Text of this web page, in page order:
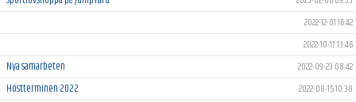
2022-12-01 16:42
2022-10-17 13:46
Nya samarbeten 2022-09-23 08:42
Höstterminen 2022 2022-08-15 10:30